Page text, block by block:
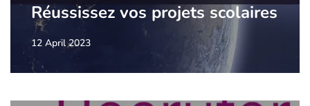
Réussissez vos projets scolaires
12 April 2023